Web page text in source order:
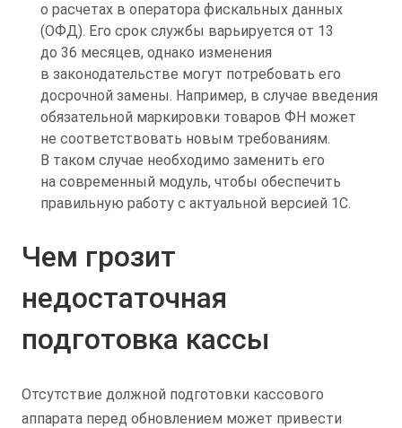
о расчетах в оператора фискальных данных
(ОФД). Его срок службы варьируется от 13
до 36 месяцев, однако изменения
в законодательстве могут потребовать его
досрочной замены. Например, в случае введения
обязательной маркировки товаров ФН может
не соответствовать новым требованиям.
В таком случае необходимо заменить его
на современный модуль, чтобы обеспечить
правильную работу с актуальной версией 1С.
Чем грозит
недостаточная
подготовка кассы
Отсутствие должной подготовки кассового
аппарата перед обновлением может привести